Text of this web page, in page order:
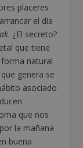
placeres
el día
. ¿El secreto?
que tiene
natural
genera se
asociado
que nos
la mañana
buena